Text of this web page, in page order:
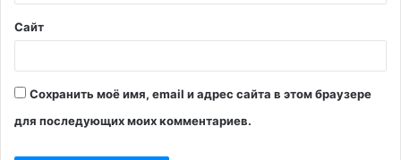
Сайт
Сохранить моё имя, email и адрес сайта в этом браузере
для последующих моих комментариев.